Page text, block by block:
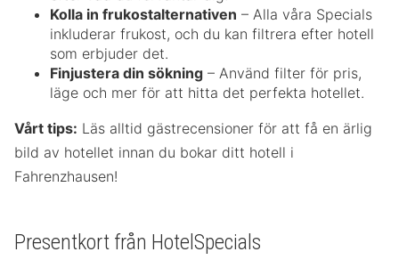
Kolla in frukostalternativen – Alla våra Specials
inkluderar frukost, och du kan filtrera efter hotell
som erbjuder det.
Finjustera din sökning – Använd filter för pris,
läge och mer för att hitta det perfekta hotellet.
Vårt tips: Läs alltid gästrecensioner för att få en ärlig
bild av hotellet innan du bokar ditt hotell i
Fahrenzhausen!
Presentkort från HotelSpecials